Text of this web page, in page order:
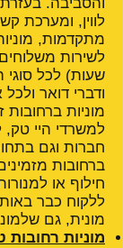
לווין, ומערכת
מתקדמות,
שעות) לכל
ודברי דואר
מוניות
למשרדי היי טק,
חברות וגם
ברחובות
חילוף או
ללקוח כבר
מונית, גם
מוניות רחובות